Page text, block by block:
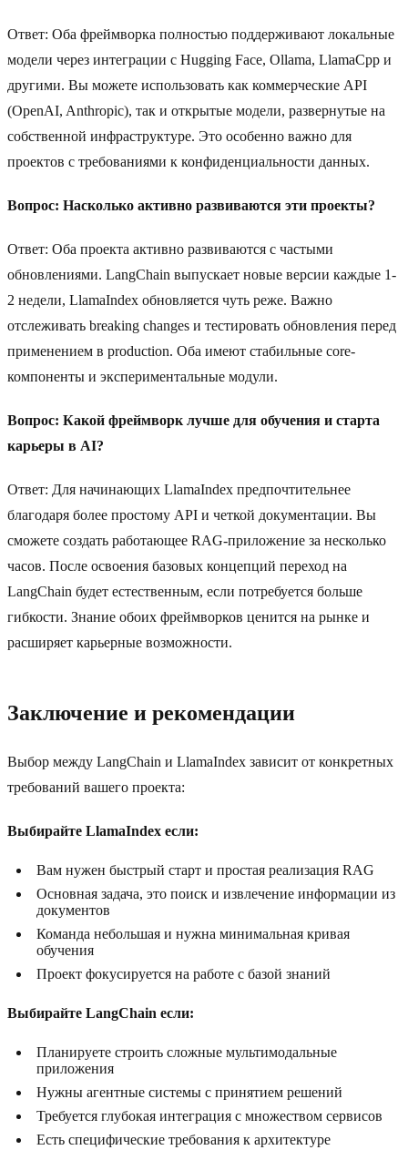
Ответ: Оба фреймворка полностью поддерживают локальные
модели через интеграции с Hugging Face, Ollama, LlamaCpp и
другими. Вы можете использовать как коммерческие API
(OpenAI, Anthropic), так и открытые модели, развернутые на
собственной инфраструктуре. Это особенно важно для
проектов с требованиями к конфиденциальности данных.
Вопрос: Насколько активно развиваются эти проекты?
Ответ: Оба проекта активно развиваются с частыми
обновлениями. LangChain выпускает новые версии каждые 1-
2 недели, LlamaIndex обновляется чуть реже. Важно
отслеживать breaking changes и тестировать обновления перед
применением в production. Оба имеют стабильные core-
компоненты и экспериментальные модули.
Вопрос: Какой фреймворк лучше для обучения и старта
карьеры в AI?
Ответ: Для начинающих LlamaIndex предпочтительнее
благодаря более простому API и четкой документации. Вы
сможете создать работающее RAG-приложение за несколько
часов. После освоения базовых концепций переход на
LangChain будет естественным, если потребуется больше
гибкости. Знание обоих фреймворков ценится на рынке и
расширяет карьерные возможности.
Заключение и рекомендации
Выбор между LangChain и LlamaIndex зависит от конкретных
требований вашего проекта:
Выбирайте LlamaIndex если:
Вам нужен быстрый старт и простая реализация RAG
Основная задача, это поиск и извлечение информации из
документов
Команда небольшая и нужна минимальная кривая
обучения
Проект фокусируется на работе с базой знаний
Выбирайте LangChain если:
Планируете строить сложные мультимодальные
приложения
Нужны агентные системы с принятием решений
Требуется глубокая интеграция с множеством сервисов
Есть специфические требования к архитектуре